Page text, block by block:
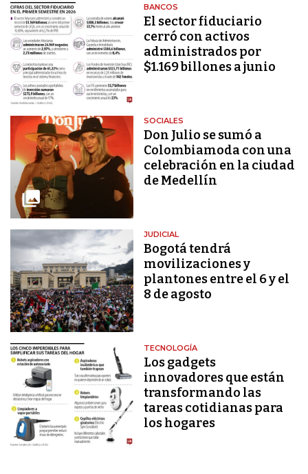
BANCOS
El sector fiduciario
cerró con activos
administrados por
$1.169 billones a junio
SOCIALES
Don Julio se sumó a
Colombiamoda con una
celebración en la ciudad
de Medellín
JUDICIAL
Bogotá tendrá
movilizaciones y
plantones entre el 6 y el
8 de agosto
TECNOLOGÍA
Los gadgets
innovadores que están
transformando las
tareas cotidianas para
los hogares